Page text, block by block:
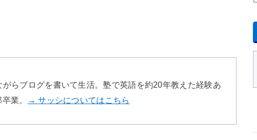
らブログを書いて生活。塾で英語を約20年教えた経験あ
業。
→ サッシについてはこちら